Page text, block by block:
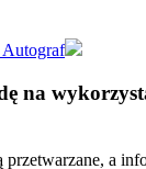
Autograf
na
przetwarzane, a